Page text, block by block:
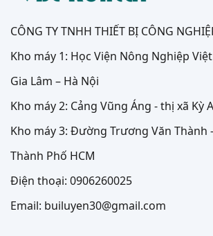
CÔNG TY TNHH THIẾT BỊ CÔNG
Kho máy 1: Học Viện Nông Nghiệp
Gia Lâm – Hà Nội
Kho máy 2: Cảng Vũng Áng - thị xã Kỳ
Kho máy 3: Đường Trương Văn Thành
Thành Phố HCM
Điện thoại: 0906260025
Email: builuyen30@gmail.com